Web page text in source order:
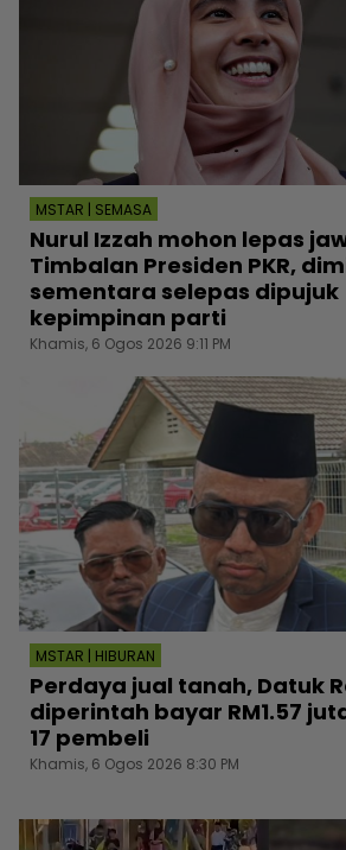
MSTAR | SEMASA
Nurul Izzah mohon lepas
Timbalan Presiden PKR,
sementara selepas dipujuk
kepimpinan parti
Khamis, 6 Ogos 2026 9:11 PM
MSTAR | HIBURAN
Perdaya jual tanah, Datuk
diperintah bayar RM1.57
17 pembeli
Khamis, 6 Ogos 2026 8:30 PM